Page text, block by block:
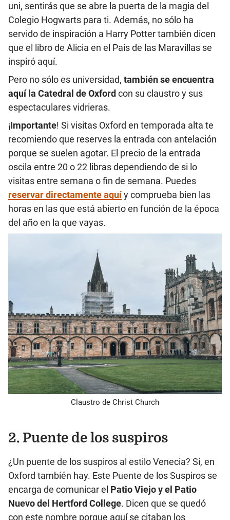
uni, sentirás que se abre la puerta de la magia del
Colegio Hogwarts para ti. Además, no sólo ha
servido de inspiración a Harry Potter también dicen
que el libro de Alicia en el País de las Maravillas se
inspiró aquí.
Pero no sólo es universidad, también se encuentra
aquí la Catedral de Oxford con su claustro y sus
espectaculares vidrieras.
¡Importante! Si visitas Oxford en temporada alta te
recomiendo que reserves la entrada con antelación
porque se suelen agotar. El precio de la entrada
oscila entre 20 o 22 libras dependiendo de si lo
visitas entre semana o fin de semana. Puedes
reservar directamente aquíy comprueba bien las
horas en las que está abierto en función de la época
del año en la que vayas.
Claustro de Christ Church
2. Puente de los suspiros
¿Un puente de los suspiros al estilo Venecia? Sí, en
Oxford también hay. Este Puente de los Suspiros se
encarga de comunicar el Patio Viejo y el Patio
Nuevo del Hertford College. Dicen que se quedó
con este nombre porque aquí se citaban los